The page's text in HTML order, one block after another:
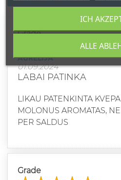
Grade
AURELIJA
01.09.2024
LABAI PATINKA
LIKAU PATENKINTA
MOLONUS AROMATAS,
PER SALDUS
Grade
ALLE
ICH